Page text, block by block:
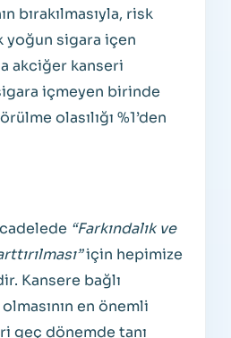
bırakılmasıyla, risk
yoğun sigara içen
akciğer kanseri
içmeyen birinde
olasılığı %1’den
“Farkındalık ve
için hepimize
Kansere bağlı
en önemli
geç dönemde tanı